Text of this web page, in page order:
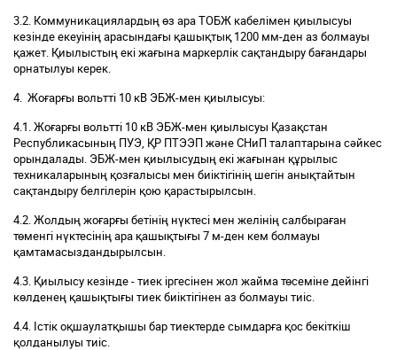
3.2. Коммуникациялардың өз ара ТОБЖ кабелімен қиылысуы
кезінде екеуінің арасындағы қашықтық 1200 мм-ден аз болмауы
қажет. Қиылыстың екі жағына маркерлік сақтандыру бағандары
орнатылуы керек.
4. Жоғарғы вольтті 10 кВ ЭБЖ-мен қиылысуы:
4.1. Жоғарғы вольтті 10 кВ ЭБЖ-мен қиылысуы Қазақстан
Республикасының ПУЭ, ҚР ПТЭЭП және СНиП талаптарына сәйкес
орындалады. ЭБЖ-мен қиылысудың екі жағынан құрылыс
техникаларының қозғалысы мен биіктігінің шегін анықтайтын
сақтандыру белгілерін қою қарастырылсын.
4.2. Жолдың жоғарғы бетінің нүктесі мен желінің салбыраған
төменгі нүктесінің ара қашықтығы 7 м-ден кем болмауы
қамтамасыздандырылсын.
4.3. Қиылысу кезінде - тиек іргесінен жол жайма төсеміне дейінгі
көлденең қашықтығы тиек биіктігінен аз болмауы тиіс.
4.4. Істік оқшаулатқышы бар тиектерде сымдарға қос бекіткіш
қолданылуы тиіс.